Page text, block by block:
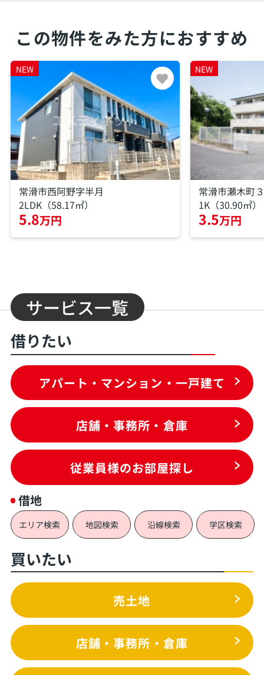
この物件をみた方におすすめ
NEW
常滑市西阿野字半月
2LDK（58.17㎡）
5.8万円
NEW
常滑市瀬木町
1K（30.90㎡）
3.5万円
サービス一覧
借りたい
アパート・マンション・一戸建て
店舗・事務所・倉庫
従業員様のお部屋探し
借地
エリア検索 地図検索 沿線検索 学区検索
買いたい
売土地
店舗・事務所・倉庫